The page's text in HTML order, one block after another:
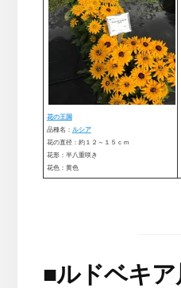
花の王国
品種名： ルシア
花の直径：約１２～１５ｃｍ
花形：半八重咲き
花色：黄色
■ルドベキ